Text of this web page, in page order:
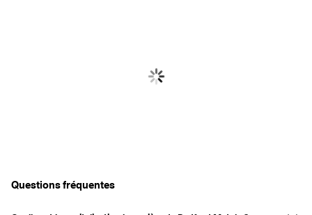
Questions fréquentes